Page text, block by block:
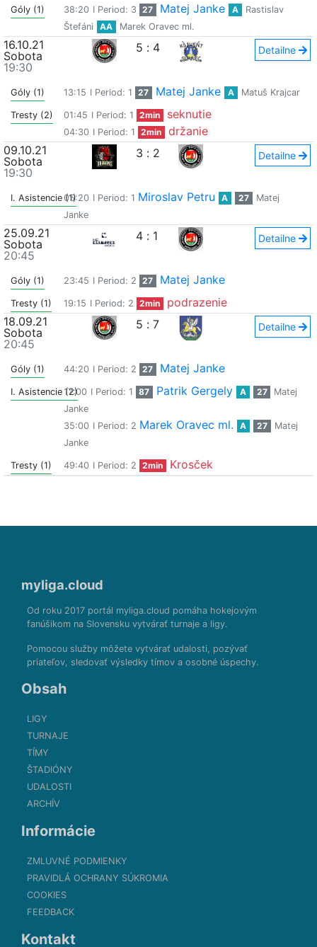
Góly (1) 38:20 I Period: 3 27 Matej Janke A
Rastislav
Štefáni
AA Marek Oravec ml.
16.10.21
Sobota
19:30
5 : 4 Detailne
Góly (1) 13:15 I Period: 1 27 Matej Janke A Matuš Krajcar
Tresty (2) 01:45 I Period: 1 2min seknutie
04:30 I Period: 1 2min
držanie
09.10.21
Sobota
19:30
3 : 2 Detailne
I. Asistencie (1)05:20 I Period: 1 Miroslav Petru A 27
Matej
Janke
25.09.21
Sobota
20:45
4 : 1 Detailne
Góly (1) 23:45 I Period: 2 27 Matej Janke
Tresty (1) 19:15 I Period: 2 2min
podrazenie
18.09.21
Sobota
20:45
5 : 7 Detailne
Góly (1) 44:20 I Period: 2 27 Matej Janke
I. Asistencie (2)
17:00 I Period: 1 87 Patrik Gergely A 27
Matej
Janke
35:00 I Period: 2 Marek Oravec ml. A 27
Matej
Janke
Tresty (1) 49:40 I Period: 2 2min Krosček
myliga.cloud
Od roku 2017 portál myliga.cloud pomáha hokejovým
fanúšikom na Slovensku vytvárať turnaje a ligy.
Pomocou služby môžete vytvárať udalosti, pozývať
priateľov, sledovať výsledky tímov a osobné úspechy.
Obsah
LIGY
TURNAJE
TÍMY
ŠTADIÓNY
UDALOSTI
ARCHÍV
Informácie
ZMLUVNÉ PODMIENKY
PRAVIDLÁ OCHRANY SÚKROMIA
COOKIES
FEEDBACK
Kontakt